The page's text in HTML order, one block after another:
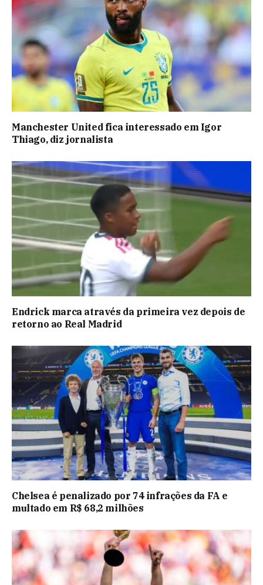
Manchester United fica interessado em Igor
Thiago, diz jornalista
Endrick marca através da primeira vez depois de
retorno ao Real Madrid
Chelsea é penalizado por 74 infrações da FA e
multado em R$ 68,2 milhões